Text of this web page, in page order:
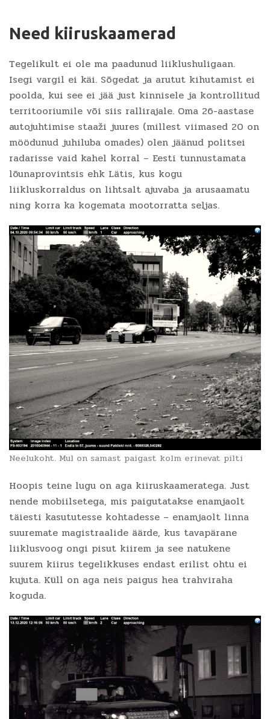
Need kiiruskaamerad
Tegelikult ei ole ma paadunud liiklushuligaan.
Isegi vargil ei käi. Sõgedat ja arutut kihutamist ei
poolda, kui see ei jää just kinnisele ja kontrollitud
territooriumile või siis rallirajale. Oma 26-aastase
autojuhtimise staaži juures (millest viimased 20 on
möödunud juhiluba omades) olen jäänud politsei
radarisse vaid kahel korral – Eesti tunnustamata
lõunaprovintsis ehk Lätis, kus kogu
liikluskorraldus on lihtsalt ajuvaba ja arusaamatu
ning korra ka kogemata mootorratta seljas.
Neelukoht. Mul on samast paigast kolm erinevat pilti
Hoopis teine lugu on aga kiiruskaameratega. Just
nende mobiilsetega, mis paigutatakse enamjaolt
täiesti kasututesse kohtadesse – enamjaolt linna
suuremate magistraalide äärde, kus tavapärane
liiklusvoog ongi pisut kiirem ja see natukene
suurem kiirus tegelikkuses endast erilist ohtu ei
kujuta. Küll on aga neis paigus hea trahviraha
koguda.